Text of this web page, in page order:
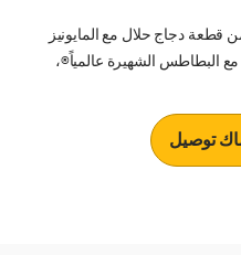
دجاج حلال مع المايونيز
البطاطس الشهيرة عالمياً®،
توصيل